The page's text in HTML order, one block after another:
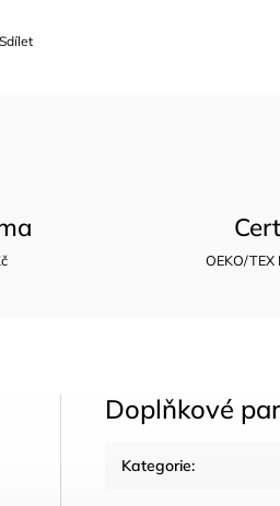
Sdílet
OEKO/TEX
Doplňkové
Kategorie: